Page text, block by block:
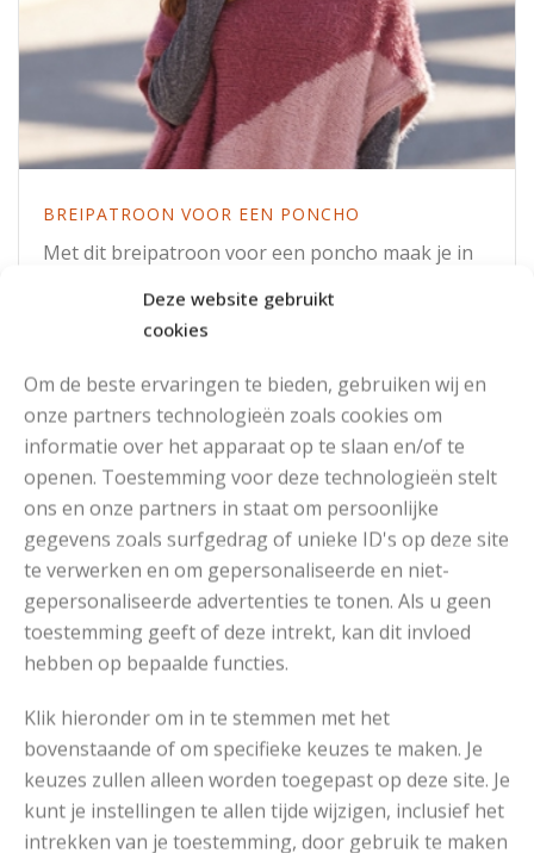
Deze website gebruikt
cookies
Om de beste ervaringen te bieden, gebruiken wij en
onze partners technologieën zoals cookies om
informatie over het apparaat op te slaan en/of te
openen. Toestemming voor deze technologieën stelt
ons en onze partners in staat om persoonlijke
gegevens zoals surfgedrag of unieke ID's op deze site
te verwerken en om gepersonaliseerde en niet-
gepersonaliseerde advertenties te tonen. Als u geen
toestemming geeft of deze intrekt, kan dit invloed
hebben op bepaalde functies.
Klik hieronder om in te stemmen met het
bovenstaande of om specifieke keuzes te maken. Je
keuzes zullen alleen worden toegepast op deze site. Je
kunt je instellingen te allen tijde wijzigen, inclusief het
intrekken van je toestemming, door gebruik te maken
BREIPATROON VOOR EEN PONCHO
Met dit breipatroon voor een poncho maak je in
patroon is geschikt voor beginners en wordt met
Read More
PONCHO VAN BOVEN NAAR BENEDEN BREIEN
Met dit patroon kun je een poncho van boven
naar beneden breien. Deze poncho heeft een leuk